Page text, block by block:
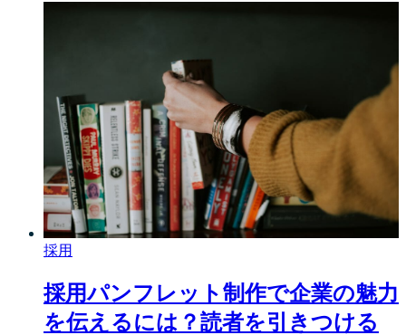
採用
採用パンフレット制作で企業の魅力
を伝えるには？読者を引きつける